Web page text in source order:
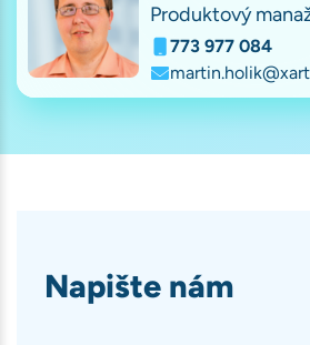
Produktový
773 977 084
Napište nám